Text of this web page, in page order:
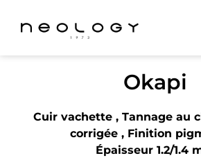
Okapi
Cuir vachette , Tannage au
corrigée , Finition
Épaisseur 1.2/1.4